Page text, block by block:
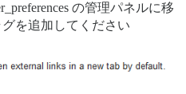
の管理パネルに移
を追加してください